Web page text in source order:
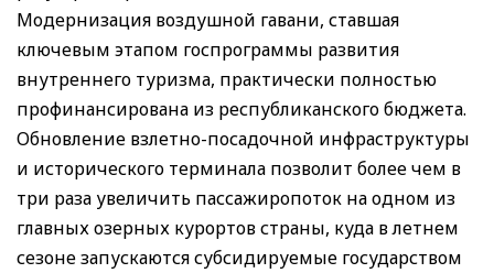
Модернизация воздушной гавани, ставшая
ключевым этапом госпрограммы развития
внутреннего туризма, практически полностью
профинансирована из республиканского бюджета.
Обновление взлетно-посадочной инфраструктуры
и исторического терминала позволит более чем в
три раза увеличить пассажиропоток на одном из
главных озерных курортов страны, куда в летнем
сезоне запускаются субсидируемые государством